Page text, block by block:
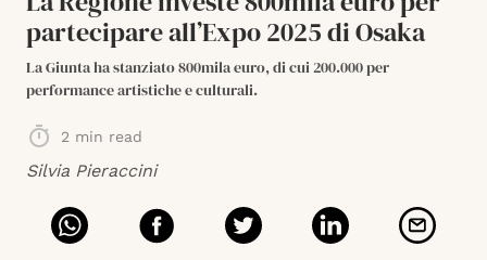
partecipare all’Expo 2025 di Osaka
La Giunta ha stanziato 800mila euro, di cui 200.000 per
performance artistiche e culturali.
2 min read
Silvia Pieraccini